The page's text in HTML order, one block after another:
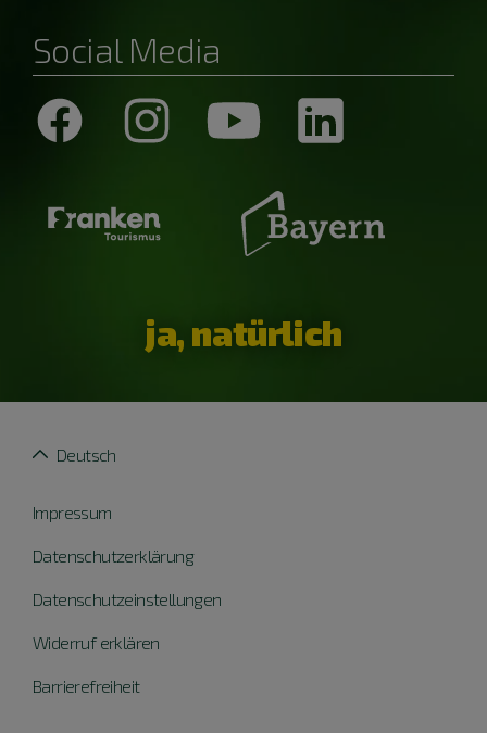
Social Media
ja, natürlich
Impressum
Datenschutzerklärung
Datenschutzeinstellungen
Widerruf erklären
Barrierefreiheit
Deutsch